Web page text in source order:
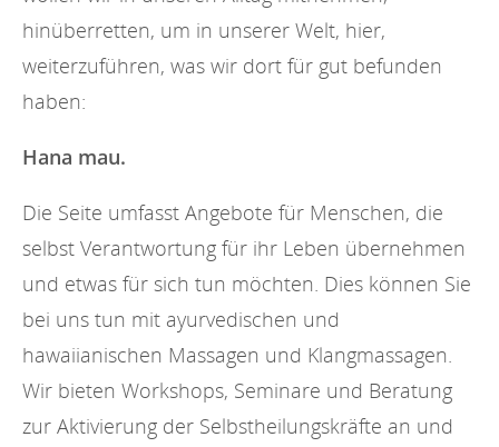
hinüberretten, um in unserer Welt, hier,
weiterzuführen, was wir dort für gut befunden
haben:
Hana mau.
Die Seite umfasst Angebote für Menschen, die
selbst Verantwortung für ihr Leben übernehmen
und etwas für sich tun möchten. Dies können Sie
bei uns tun mit ayurvedischen und
hawaiianischen Massagen und Klangmassagen.
Wir bieten Workshops, Seminare und Beratung
zur Aktivierung der Selbstheilungskräfte an und